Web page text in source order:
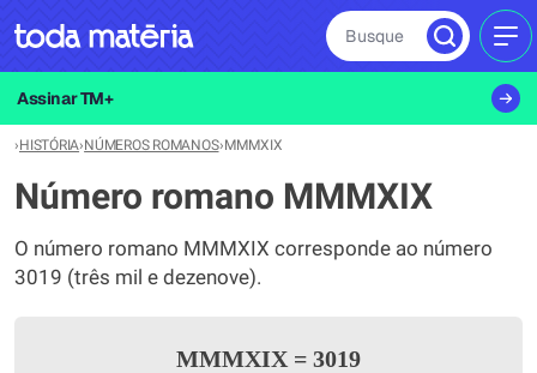
Busque
Assinar TM+
›HISTÓRIA›NÚMEROS ROMANOS›MMMXIX
Número romano MMMXIX
O número romano MMMXIX corresponde ao número
3019 (três mil e dezenove).
MMMXIX = 3019